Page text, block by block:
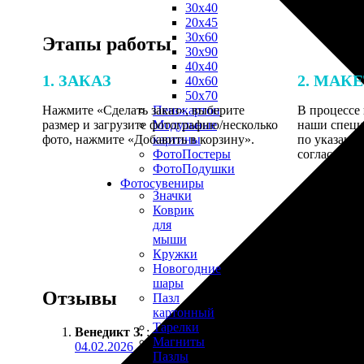
30х40
20х45
30х60
30х90
40х40
40х60
50х70
Пенокартон
Модульные
картины
ФотоПостеры
ФотоПодушки
Фотоcувениры
Значки
Коврик
для
мыши
Кружки
Новогодние
шары
Пазл
картонный
Тарелки
Магниты
Пазлы
Этапы работы
1. ЗАКАЗ
Нажмите «Сделать заказ», выберите
размер и загрузите фотографию/несколько
фото, нажмите «Добавить в корзину».
2.
В процессе
наши
по
Отзывы
Венедикт З. :
04.02.2026